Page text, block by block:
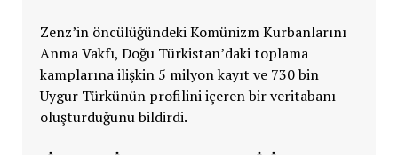
Zenz’in öncülüğündeki Komünizm Kurbanlarını
Anma Vakfı, Doğu Türkistan’daki toplama
kamplarına ilişkin 5 milyon kayıt ve 730 bin
Uygur Türkünün profilini içeren bir veritabanı
oluşturduğunu bildirdi.